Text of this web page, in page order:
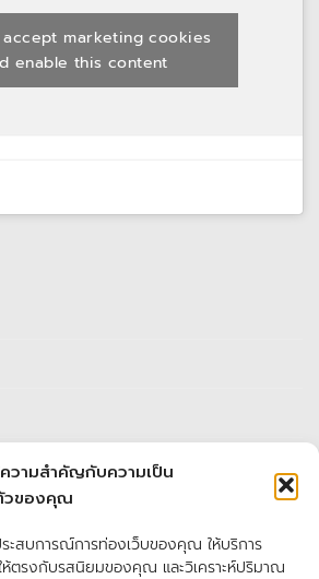
ความสำคัญกับความเป็น
วของคุณ
ระสบการณ์การท่องเว็บของคุณ ให้บริการ
ห้ตรงกับรสนิยมของคุณ และวิเคราะห์ปริมาณ
marketing cookies
enable this content